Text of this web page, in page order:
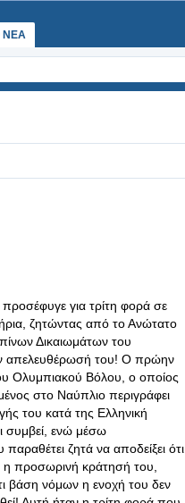
NEA
για τρίτη φορά σε
ζητώντας από το Ανώτατο
Δικαιωμάτων του
απελευθέρωσή του! Ο πρώην
Ολυμπιακού Βόλου, ο οποίος
στο Ναύπλιο περιγράφει
του κατά της Ελληνική
συμβεί, ενώ μέσω
ζητά να αποδείξει ότι
η προσωρινή κράτησή του,
βάση νόμων η ενοχή του δεν